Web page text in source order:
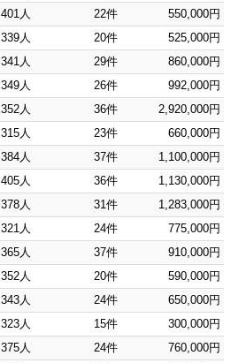
401人 22件
550,000円
339人 20件
525,000円
341人 29件
860,000円
349人 26件
992,000円
352人 36件
2,920,000円
315人 23件
660,000円
384人 37件
1,100,000円
405人 36件
1,130,000円
378人 31件
1,283,000円
321人 24件
775,000円
365人 37件
910,000円
352人 20件
590,000円
343人 24件
650,000円
323人 15件
300,000円
375人 24件
760,000円